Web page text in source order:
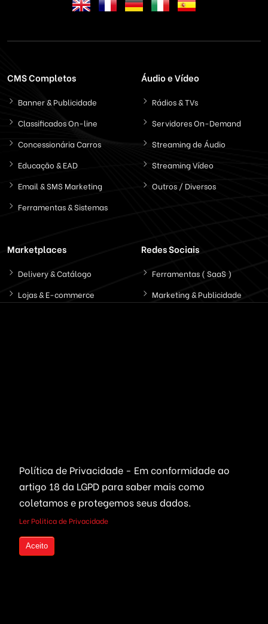
CMS Completos
Banner & Publicidade
Classificados On-line
Concessionária Carros
Educação & EAD
Email & SMS Marketing
Ferramentas & Sistemas
Áudio e Vídeo
Rádios & TVs
Servidores On-Demand
Streaming de Áudio
Streaming Vídeo
Outros / Diversos
Marketplaces
Delivery & Catálogo
Lojas & E-commerce
Redes Sociais
Ferramentas ( SaaS )
Marketing & Publicidade
Live Trading
Investimentos em
Criptomoedas
Mineração de Moedas
Plataformas Prontas
parcelado
Seja um Revendedor
Política de Privacidade - Em conformidade ao
artigo 18 da LGPD para saber mais como
coletamos e protegemos seus dados.
Ler Politica de Privacidade
Aceito